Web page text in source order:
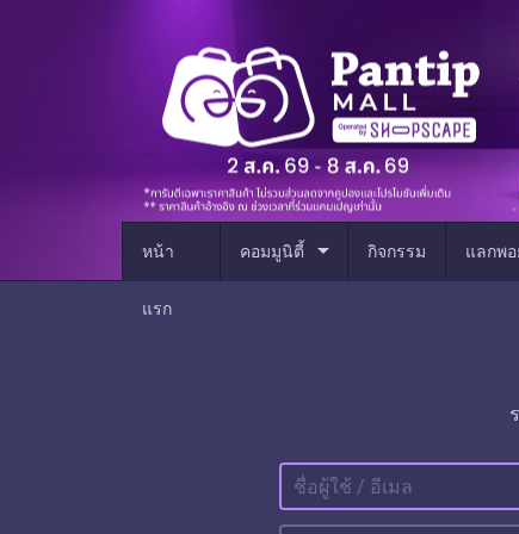
หน้า
แรก
คอมมูนิตี้ arrow_drop_down กิจกรรม แลกพ